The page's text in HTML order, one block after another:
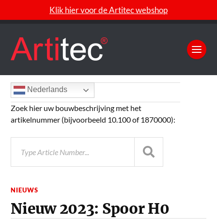
Klik hier voor de Artitec webshop
NIEUWS
Nieuw 2023: Spoor H0
Nederlands
Zoek hier uw bouwbeschrijving met het
artikelnummer (bijvoorbeeld 10.100 of 1870000):